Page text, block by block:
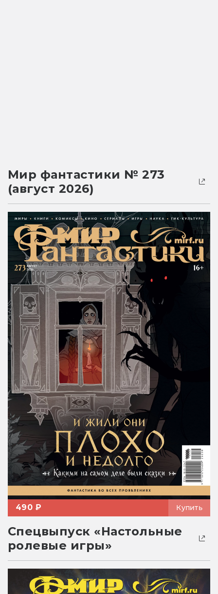
Мир фантастики № 273
(август 2026)
490 ₽ Купить
Спецвыпуск «Настольные
ролевые игры»